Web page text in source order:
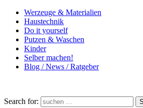
Werzeuge & Materialien
Haustechnik
Do it yourself
Putzen & Waschen
Kinder
Selber machen!
Blog / News / Ratgeber
Search for: